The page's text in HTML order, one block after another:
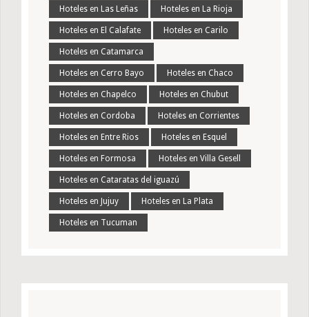
Hoteles en Las Leñas Hoteles en La Rioja
Hoteles en El Calafate Hoteles en Carilo
Hoteles en Catamarca
Hoteles en Cerro Bayo Hoteles en Chaco
Hoteles en Chapelco Hoteles en Chubut
Hoteles en Cordoba Hoteles en Corrientes
Hoteles en Entre Rios Hoteles en Esquel
Hoteles en Formosa Hoteles en Villa Gesell
Hoteles en Cataratas del iguazú
Hoteles en Jujuy Hoteles en La Plata
Hoteles en Tucuman